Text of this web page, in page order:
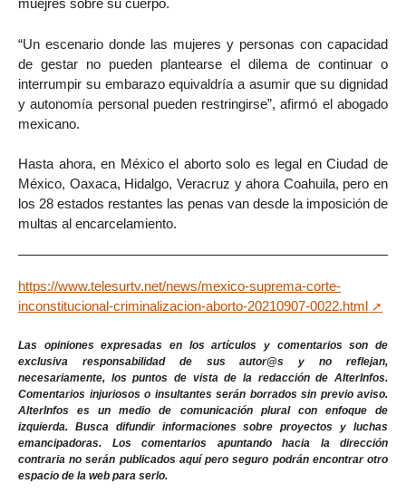
“Un escenario donde las mujeres y personas con capacidad
de gestar no pueden plantearse el dilema de continuar o
interrumpir su embarazo equivaldría a asumir que su dignidad
y autonomía personal pueden restringirse”, afirmó el abogado
mexicano.
Hasta ahora, en México el aborto solo es legal en Ciudad de
México, Oaxaca, Hidalgo, Veracruz y ahora Coahuila, pero en
los 28 estados restantes las penas van desde la imposición de
multas al encarcelamiento.
https://www.telesurtv.net/news/mexico-suprema-corte-
inconstitucional-criminalizacion-aborto-20210907-0022.html
Las opiniones expresadas en los artículos y comentarios son de
exclusiva responsabilidad de sus autor@s y no reflejan,
necesariamente, los puntos de vista de la redacción de AlterInfos.
Comentarios injuriosos o insultantes serán borrados sin previo aviso.
AlterInfos es un medio de comunicación plural con enfoque de
izquierda. Busca difundir informaciones sobre proyectos y luchas
emancipadoras. Los comentarios apuntando hacia la dirección
contraria no serán publicados aquí pero seguro podrán encontrar otro
espacio de la web para serlo.